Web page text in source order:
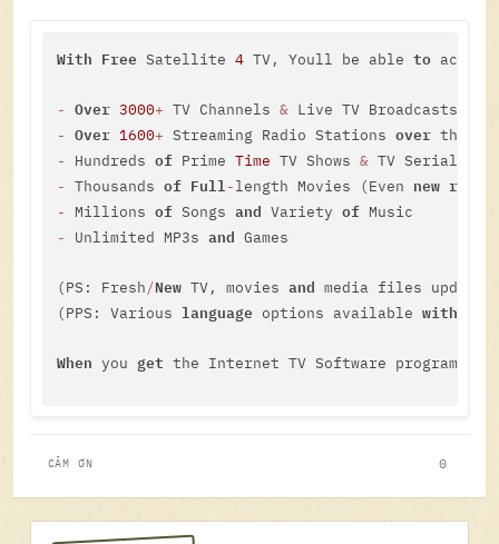
With Free Satellite 4 TV, Youll be able to
- Over 3000+ TV Channels & Live TV Broadcasts
- Over 1600+ Streaming Radio Stations over
- Hundreds of Prime Time TV Shows &
- Thousands of Full-length Movies (Even new
- Millions of Songs and Variety of
- Unlimited MP3s and Games
(PS: Fresh/New TV, movies and media files
(PPS: Various language options available with
When you get the Internet TV Software program, I
Website : Freesatellite4tv.com
CẢM ƠN 0